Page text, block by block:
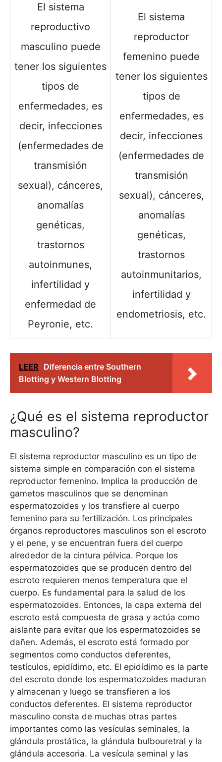
El sistema
reproductivo
masculino puede
tener los siguientes
tipos de
enfermedades, es
decir, infecciones
(enfermedades de
transmisión
sexual), cánceres,
anomalías
genéticas,
trastornos
autoinmunes,
infertilidad y
enfermedad de
Peyronie, etc.
El sistema
reproductor
femenino puede
tener los siguientes
tipos de
enfermedades, es
decir, infecciones
(enfermedades de
transmisión
sexual), cánceres,
anomalías
genéticas,
trastornos
autoinmunitarios,
infertilidad y
endometriosis, etc.
LEER Diferencia entre Southern
Blotting y Western Blotting
¿Qué es el sistema reproductor
masculino?
El sistema reproductor masculino es un tipo de
sistema simple en comparación con el sistema
reproductor femenino. Implica la producción de
gametos masculinos que se denominan
espermatozoides y los transfiere al cuerpo
femenino para su fertilización. Los principales
órganos reproductores masculinos son el escroto
y el pene, y se encuentran fuera del cuerpo
alrededor de la cintura pélvica. Porque los
espermatozoides que se producen dentro del
escroto requieren menos temperatura que el
cuerpo. Es fundamental para la salud de los
espermatozoides. Entonces, la capa externa del
escroto está compuesta de grasa y actúa como
aislante para evitar que los espermatozoides se
dañen. Además, el escroto está formado por
segmentos como conductos deferentes,
testículos, epidídimo, etc. El epidídimo es la parte
del escroto donde los espermatozoides maduran
y almacenan y luego se transfieren a los
conductos deferentes. El sistema reproductor
masculino consta de muchas otras partes
importantes como las vesículas seminales, la
glándula prostática, la glándula bulbouretral y la
glándula accesoria. La vesícula seminal y las